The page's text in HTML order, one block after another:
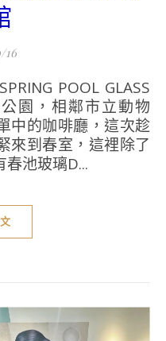
16
園，相鄰市立動物
中的咖啡廳，這次趁
來到春室，這裡除了
池玻璃D...